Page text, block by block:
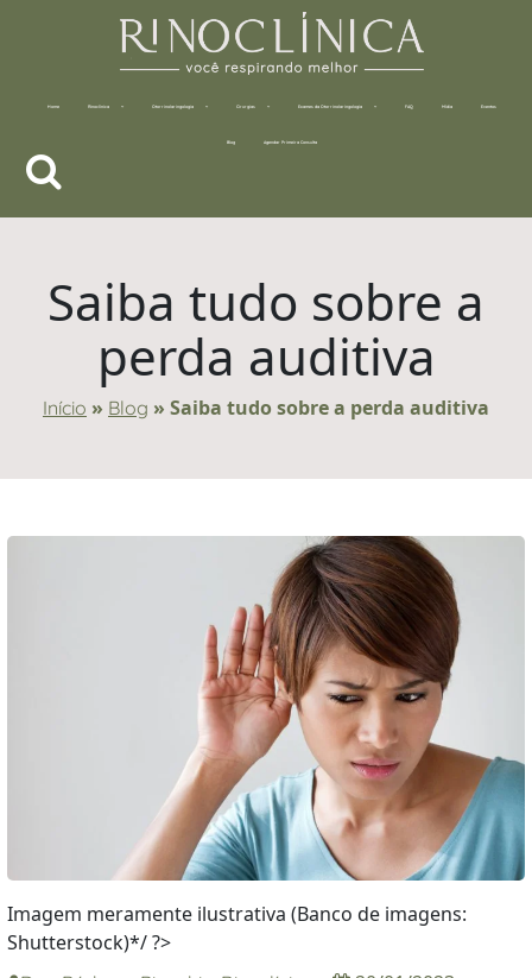
Home Rinoclínica Otorrinolaringologia Cirurgias Exames da Otorrinolaringologia FAQ Mídia Eventos
Blog Agendar Primeira Consulta
Saiba tudo sobre a
perda auditiva
Início » Blog » Saiba tudo sobre a perda auditiva
Imagem meramente ilustrativa (Banco de imagens:
Shutterstock)*/ ?>